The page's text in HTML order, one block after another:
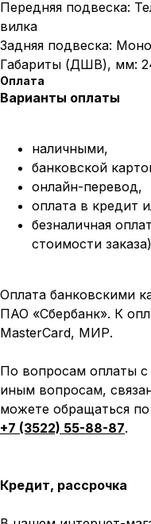
Передняя подвеска:
вилка
Задняя подвеска:
Габариты (ДШВ), мм:
Оплата
Варианты оплаты
наличными,
банковской
онлайн-перевод,
оплата в кредит
безналичная
стоимости
Оплата банковскими
ПАО «Сбербанк». К
MasterCard, МИР.
По вопросам оплаты
иным вопросам,
можете обращаться
+7 (3522) 55-88-87.
Кредит, рассрочка